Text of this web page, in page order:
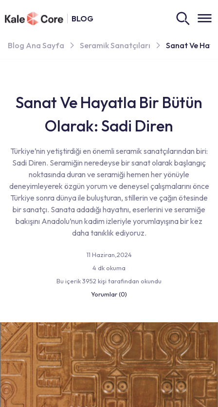
BLOG
Blog Ana Sayfa Seramik Sanatçıları Sanat Ve
Sanat Ve Hayatla Bir Bütün
Olarak: Sadi Diren
Türkiye’nin yetiştirdiği en önemli seramik sanatçılarından biri:
Sadi Diren. Seramiğin neredeyse bir sanat olarak başlangıç
noktasında duran ve seramiği hemen her yönüyle
deneyimleyerek özgün yorum ve deneysel çalışmalarını önce
Türkiye sonra dünya ile buluşturan, stillerin ve çağın ötesinde
bir sanatçı. Sanata adadığı hayatını, eserlerini ve seramiğe
bakışını Anadolu’nun kadim izleriyle yorumlayışına bir kez
daha tanıklık ediyoruz.
11 Haziran,2024
4 dk okuma
Bu içerik 3952 kişi tarafından okundu
Yorumlar (0)